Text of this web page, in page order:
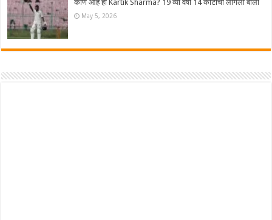
कोण आहे हा Kartik Sharma? 19 व्या वर्षी 14 कोटींची लागली बोली
May 5, 2026